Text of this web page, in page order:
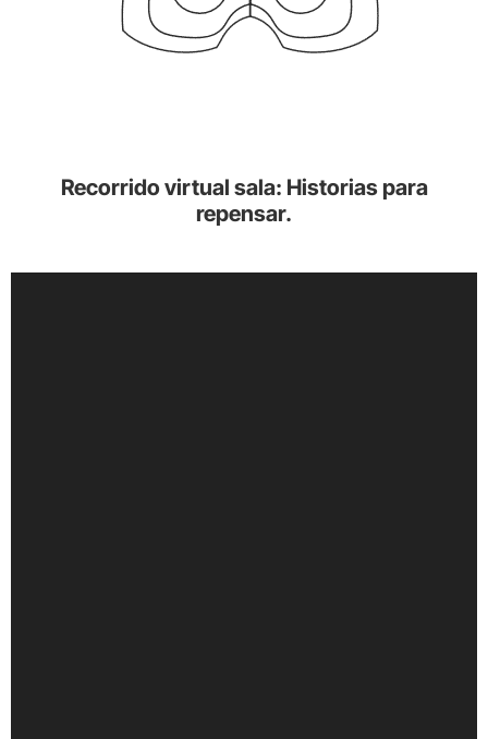
Recorrido virtual sala: Historias para
repensar.